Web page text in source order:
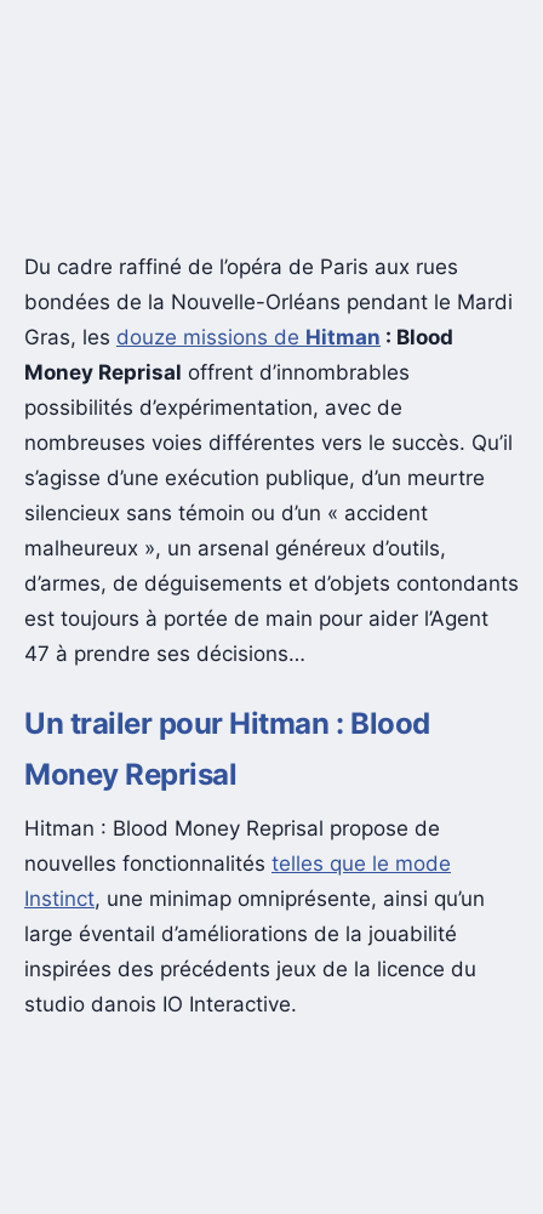
Du cadre raffiné de l’opéra de Paris aux rues
bondées de la Nouvelle-Orléans pendant le Mardi
Gras, les douze missions de Hitman : Blood
Money Reprisal offrent d’innombrables
possibilités d’expérimentation, avec de
nombreuses voies différentes vers le succès. Qu’il
s’agisse d’une exécution publique, d’un meurtre
silencieux sans témoin ou d’un « accident
malheureux », un arsenal généreux d’outils,
d’armes, de déguisements et d’objets contondants
est toujours à portée de main pour aider l’Agent
47 à prendre ses décisions…
Un trailer pour Hitman : Blood
Money Reprisal
Hitman : Blood Money Reprisal propose de
nouvelles fonctionnalités telles que le mode
Instinct, une minimap omniprésente, ainsi qu’un
large éventail d’améliorations de la jouabilité
inspirées des précédents jeux de la licence du
studio danois IO Interactive.